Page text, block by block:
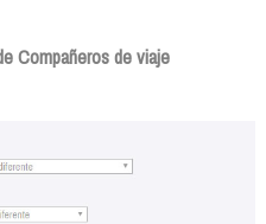
Compañeros de viaje